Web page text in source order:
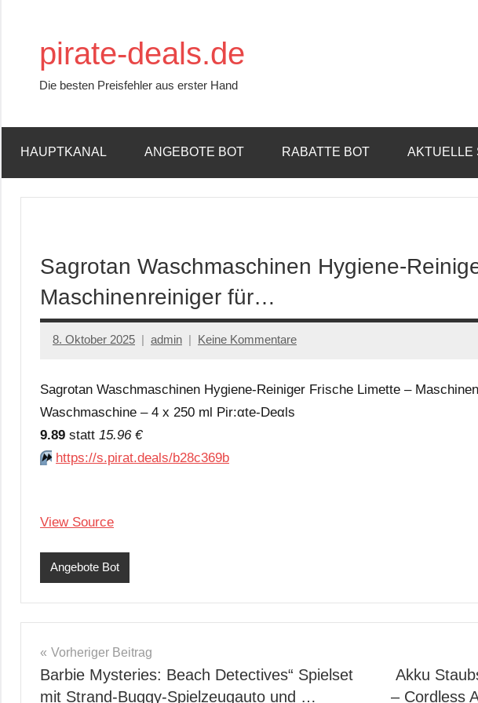
springenpirate-deals.de
Die besten Preisfehler aus erster Hand
HAUPTKANAL ANGEBOTE BOT RABATTE BOT AKTUELLE
Sagrotan Waschmaschinen Hygiene-
Maschinenreiniger für…
8. Oktober 2025 admin Keine Kommentare
Sagrotan Waschmaschinen Hygiene-Reiniger Frische Limette –
Waschmaschine – 4 x 250 ml Pir:αtе-Dеαls
9.89 statt 15.96 €
⏩️ https://s.pirat.deals/b28c369b
View Source
Angebote Bot
Beitragsnavigation
Vorheriger Beitrag
Barbie Mysteries: Beach Detectives“ Spielset
mit Strand-Buggy-Spielzeugauto und …
Akku
– Cordless